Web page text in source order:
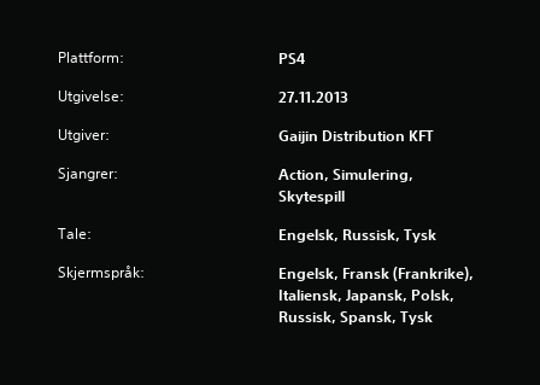
r
Plattform: PS4
Utgivelse: 27.11.2013
Utgiver: Gaijin Distribution KFT
Sjangrer:
Action, Simulering,
Skytespill
Tale: Engelsk, Russisk, Tysk
Skjermspråk:
Engelsk, Fransk (Frankrike),
Italiensk, Japansk, Polsk,
Russisk, Spansk, Tysk